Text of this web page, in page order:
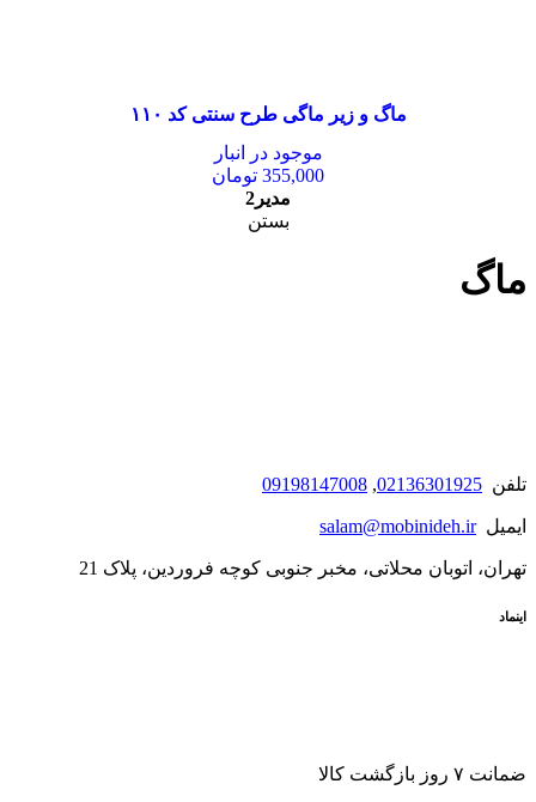
ماگ و زیر ماگی طرح سنتی کد ۱۱۰
موجود در انبار
355,000 تومان
مدیر2
بستن
ماگ
تلفن 02136301925
,
09198147008
ایمیلsalam@mobinideh.ir
تهران، اتوبان محلاتی، مخبر جنوبی کوچه فروردین، پلاک 21
اینماد
ضمانت ۷ روز بازگشت کالا